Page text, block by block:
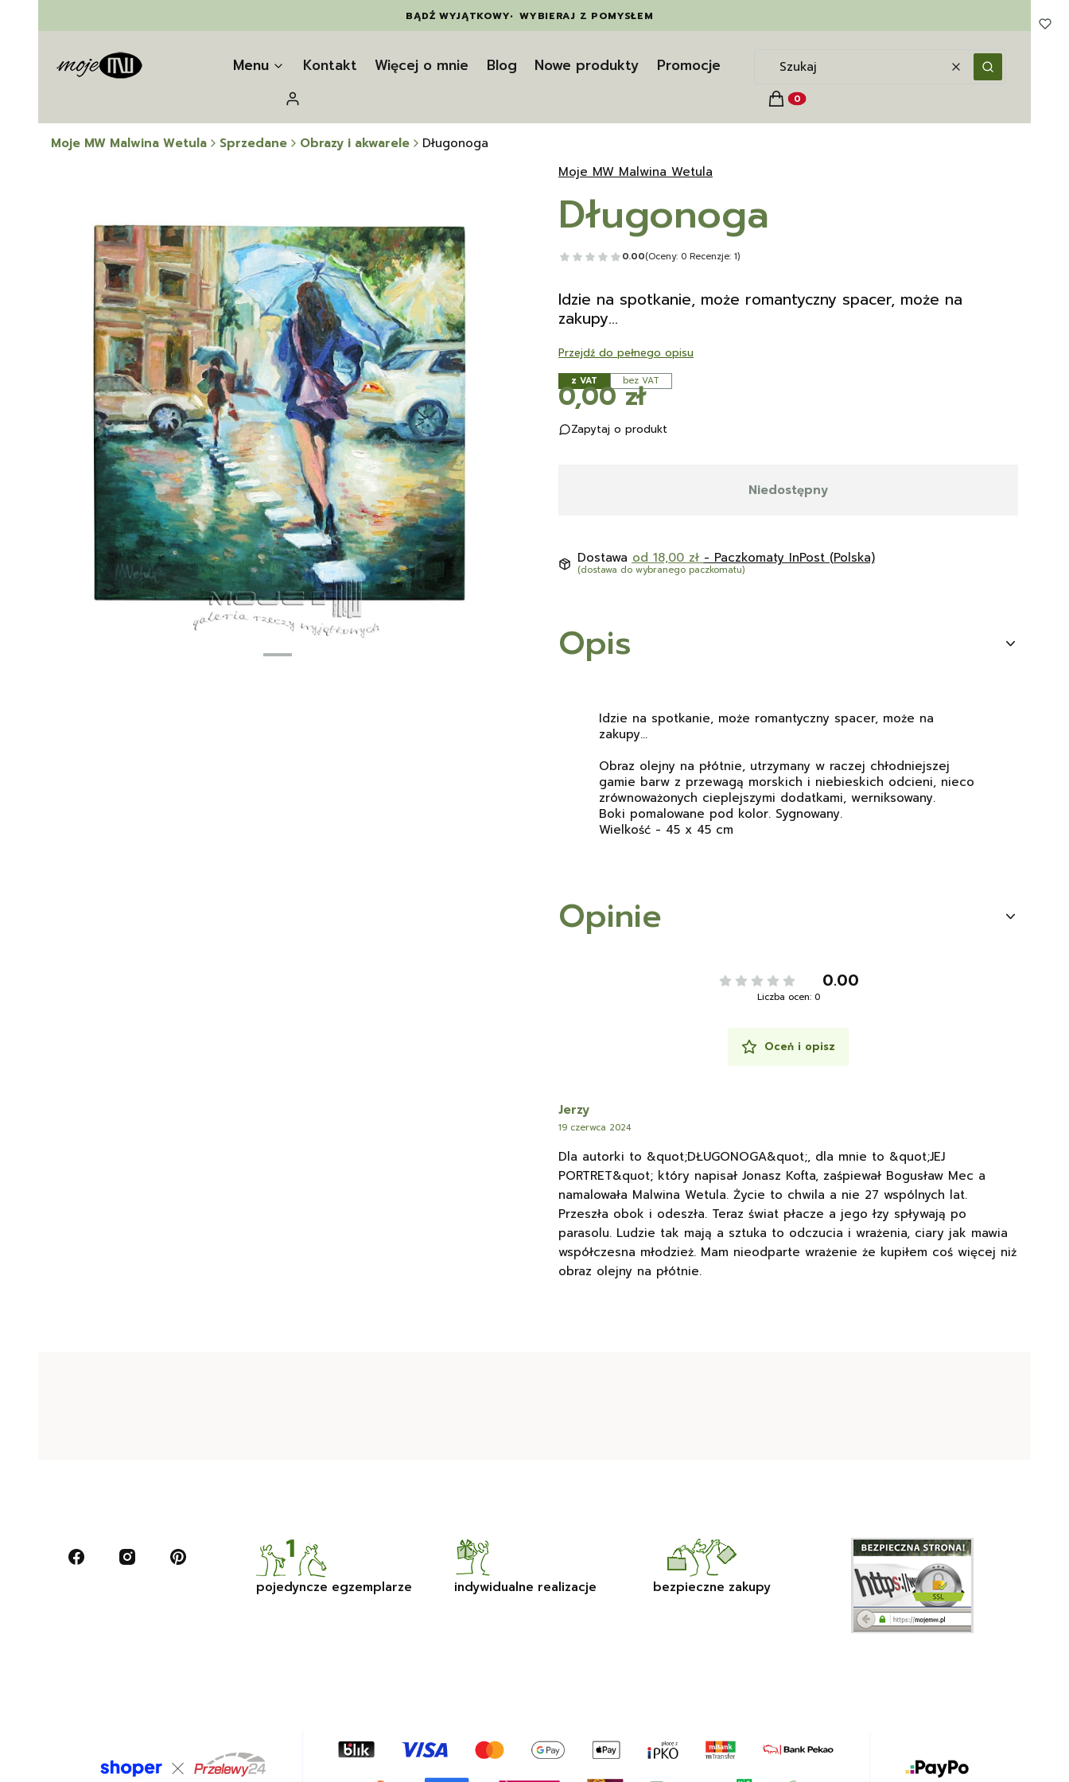
BĄDŹ WYJĄTKOWY• WYBIERAJ Z POMYSŁEM
Menu Kontakt Więcej o mnie Blog Nowe produkty Promocje WyczyśćSzukaj
Zaloguj się Produkty w koszyku: 0. Zobacz szczegóły
Koszyk
Moje MW Malwina Wetula Sprzedane Obrazy i akwarele
Długonoga
Moje MW Malwina Wetula
Długonoga
0.00(Oceny: 0 Recenzje: 1)
Idzie na spotkanie, może romantyczny spacer, może na
zakupy...
Przejdź do pełnego opisu
z VAT bez VAT
Cena
0,00 zł
Zapytaj o produkt
Niedostępny
Dostawa od 18,00 zł - Paczkomaty InPost (Polska)
(dostawa do wybranego paczkomatu)
Opis
Idzie na spotkanie, może romantyczny spacer, może na
zakupy...
Obraz olejny na płótnie, utrzymany w raczej chłodniejszej
gamie barw z przewagą morskich i niebieskich odcieni, nieco
zrównoważonych cieplejszymi dodatkami, werniksowany.
Boki pomalowane pod kolor. Sygnowany.
Wielkość - 45 x 45 cm
Opinie
0.00
Liczba ocen: 0
Oceń i opisz
Jerzy
19 czerwca 2024
Dla autorki to &quot;DŁUGONOGA&quot;, dla mnie to &quot;JEJ
PORTRET&quot; który napisał Jonasz Kofta, zaśpiewał Bogusław Mec a
namalowała Malwina Wetula. Życie to chwila a nie 27 wspólnych lat.
Przeszła obok i odeszła. Teraz świat płacze a jego łzy spływają po
parasolu. Ludzie tak mają a sztuka to odczucia i wrażenia, ciary jak mawia
współczesna młodzież. Mam nieodparte wrażenie że kupiłem coś więcej niż
obraz olejny na płótnie.
pojedyncze egzemplarze indywidualne realizacje bezpieczne zakupy